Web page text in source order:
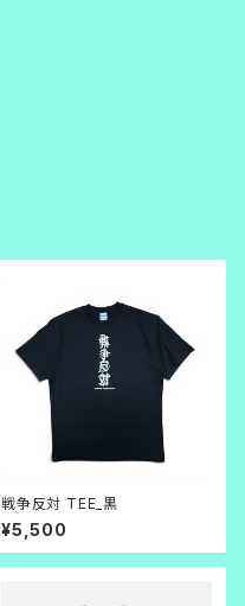
戦争反対 TEE_黒
¥5,500